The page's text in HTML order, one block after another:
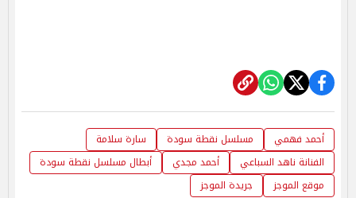
أحمد فهمي مسلسل نقطة سودة
سارة سلامة
الفنانة ناهد السباعي
أحمد مجدي
أبطال مسلسل نقطة سودة
موقع الموجز
جريدة الموجز